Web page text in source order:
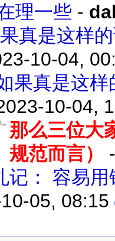
理一些 -
真是这样
10-04,
果真是这样
10-04,
那么三位大
规范而言）
-
记： 容易
05, 08:15